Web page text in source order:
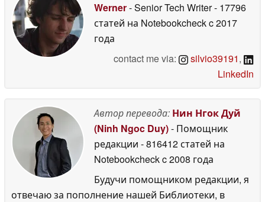
Werner- Senior Tech Writer- 17796
статей на Notebookcheckc 2017
года
contact me via:
silvio39191,
LinkedIn
Автор перевода: Нин Нгок Дуй
(Ninh Ngoc Duy)- Помощник
редакции - 816412 статей на
Notebookcheckc 2008 года
Будучи помощником редакции, я
отвечаю за пополнение нашей Библиотеки, в